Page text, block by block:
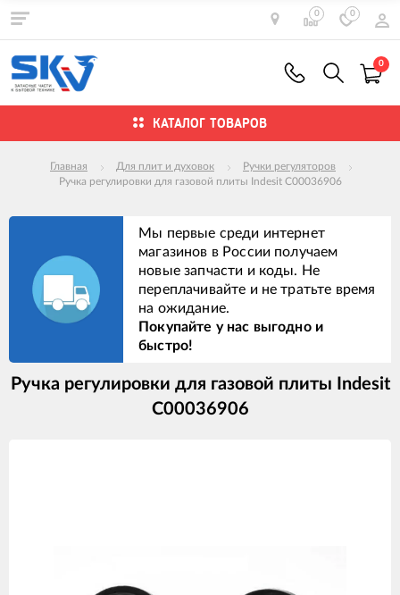
0 0
0
КАТАЛОГ ТОВАРОВ
Главная Для плит и духовок
Ручки регуляторов
Ручка регулировки для газовой плиты Indesit C00036906
Мы первые среди интернет
магазинов в России получаем
новые запчасти и коды. Не
переплачивайте и не тратьте время
на ожидание.
Покупайте у нас выгодно и
быстро!
Ручка регулировки для газовой плиты Indesit
C00036906